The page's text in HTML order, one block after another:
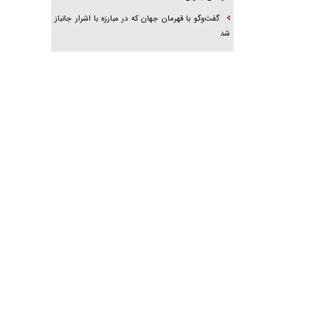
گفت‌وگو با قهرمان جهان که در مبارزه با اشرار جانباز
شد